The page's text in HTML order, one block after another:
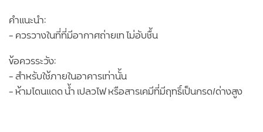
คำแนะนำ:
– ควรวางในที่ที่มีอากาศถ่ายเท ไม่อับชื้น
ข้อควรระวัง:
– สำหรับใช้ภายในอาคารเท่านั้น
– ห้ามโดนแดด น้ำ เปลวไฟ หรือสารเคมีที่มีฤทธิ์เป็นกรด/ด่างสูง